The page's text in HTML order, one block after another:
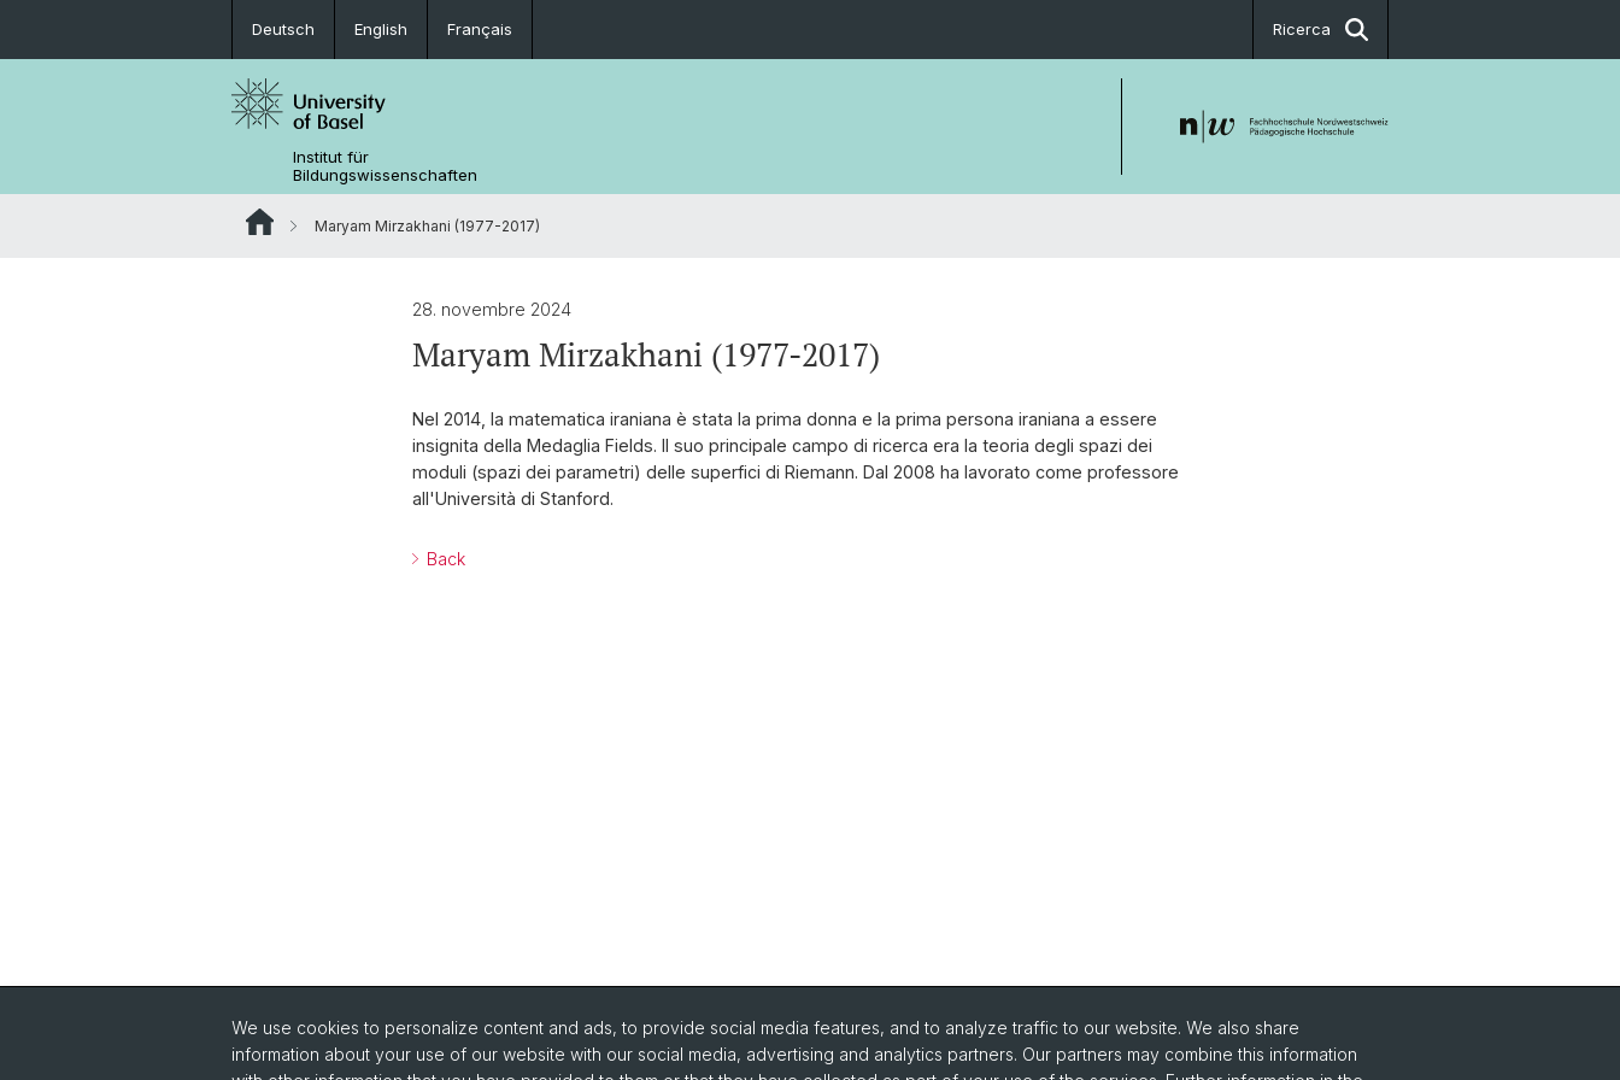
Deutsch English Français Ricerca
Institut für
Bildungswissenschaften
Maryam Mirzakhani (1977-2017)
28. novembre 2024
Maryam Mirzakhani (1977-2017)
Nel 2014, la matematica iraniana è stata la prima donna e la prima persona iraniana a essere
insignita della Medaglia Fields. Il suo principale campo di ricerca era la teoria degli spazi dei
moduli (spazi dei parametri) delle superfici di Riemann. Dal 2008 ha lavorato come professore
all'Università di Stanford.
Back
We use cookies to personalize content and ads, to provide social media features, and to analyze traffic to our website. We also share
information about your use of our website with our social media, advertising and analytics partners. Our partners may combine this information